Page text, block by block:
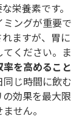
栄養素です。
ングが重要で
ますが、胃に
ください。ま
を高めること
じ時間に飲む
効果を最大限
せん。